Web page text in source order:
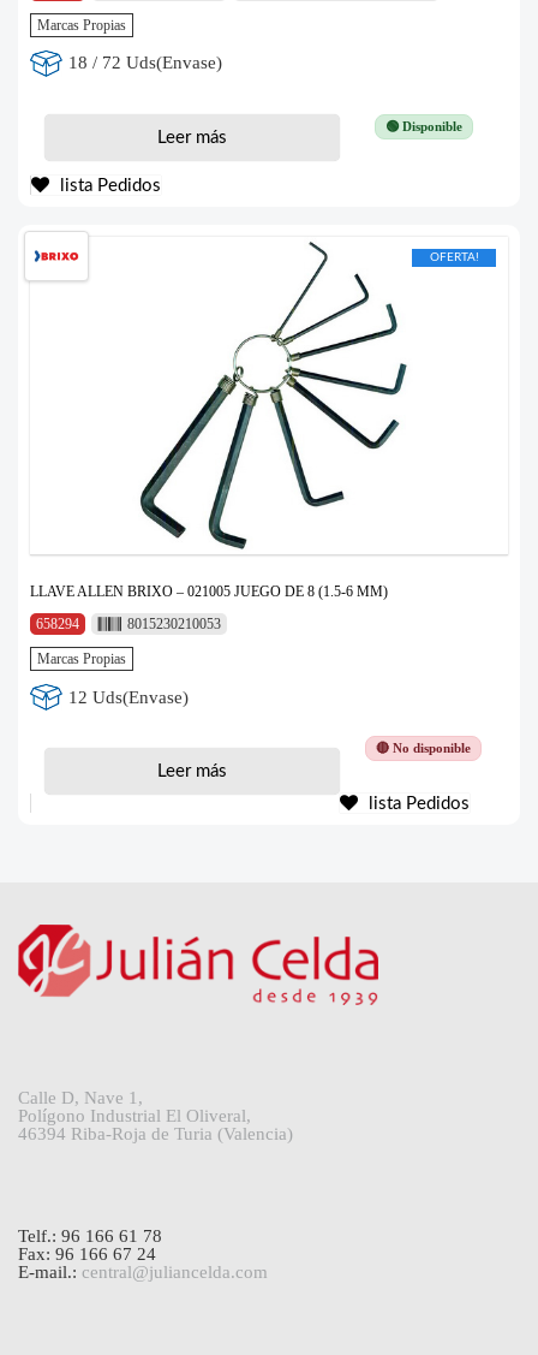
Marcas Propias
18 / 72 Uds(Envase)
🟢 Disponible
Leer más
lista Pedidos
OFERTA!
LLAVE ALLEN BRIXO – 021005 JUEGO DE 8 (1.5-6 MM)
658294
8015230210053
Marcas Propias
12 Uds(Envase)
🔴 No disponible
Leer más
lista Pedidos
Calle D, Nave 1,
Polígono Industrial El Oliveral,
46394 Riba-Roja de Turia (Valencia)
Telf.: 96 166 61 78
Fax: 96 166 67 24
E-mail.: central@juliancelda.com